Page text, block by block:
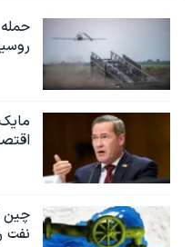
روسیه ۱۲
چین
نفت